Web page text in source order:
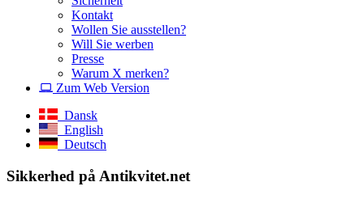
Kontakt
Wollen Sie ausstellen?
Will Sie werben
Presse
Warum X merken?
Zum Web Version
Dansk
English
Deutsch
Sikkerhed på Antikvitet.net